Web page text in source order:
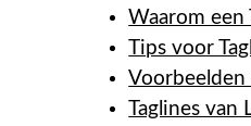
Waarom een
Tips voor
Voorbeelden
Taglines van